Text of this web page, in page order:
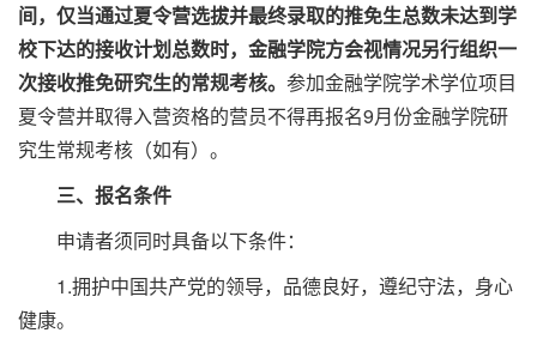
间，仅当通过夏令营选拔并最终录取的推免生总数未达到学
校下达的接收计划总数时，金融学院方会视情况另行组织一
次接收推免研究生的常规考核。 参加金融学院学术学位项目
夏令营并取得入营资格的营员不得再报名9月份金融学院研
究生常规考核（如有）。
三、报名条件
申请者须同时具备以下条件：
1.拥护中国共产党的领导，品德良好，遵纪守法，身心
健康。